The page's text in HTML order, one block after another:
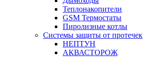
Теплонакопители
GSM Термостаты
Пиролизные котлы
Системы защиты от протечек
НЕПТУН
АКВАСТОРОЖ